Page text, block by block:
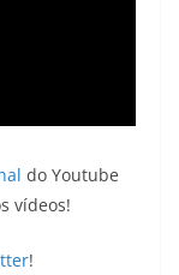
do Youtube
vídeos!
!